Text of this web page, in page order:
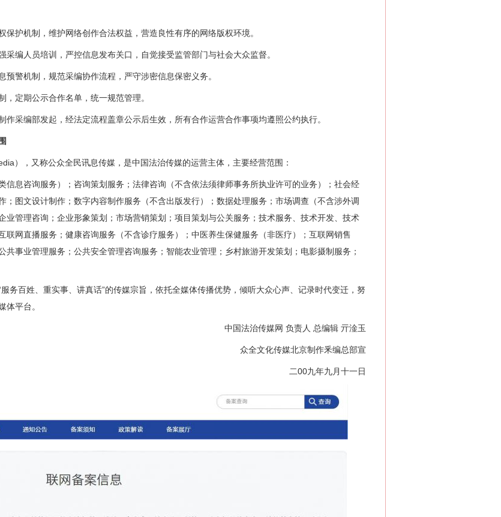
护机制，维护网络创作合法权益，营造良性有序的网络版权环境。
编人员培训，严控信息发布关口，自觉接受监管部门与社会大众监督。
警机制，规范采编协作流程，严守涉密信息保密义务。
定期公示合作名单，统一规范管理。
采编部发起，经法定流程盖章公示后生效，所有合作运营合作事项均遵照公约执行。
，又称公众全民讯息传媒，是中国法治传媒的运营主体，主要经营范围：
息咨询服务）；咨询策划服务；法律咨询（不含依法须律师事务所执业许可的业务）；社会经
；图文设计制作；数字内容制作服务（不含出版发行）；数据处理服务；市场调查（不含涉外调
业管理咨询；企业形象策划；市场营销策划；项目策划与公关服务；技术服务、技术开发、技术
联网直播服务；健康咨询服务（不含诊疗服务）；中医养生保健服务（非医疗）；互联网销售
共事业管理服务；公共安全管理咨询服务；智能农业管理；乡村旅游开发策划；电影摄制服务；
百姓、重实事、讲真话”的传媒宗旨，依托全媒体传播优势，倾听大众心声、记录时代变迁，努
体平台。
中国法治传媒网 负责人 总编辑 亓淦玉
众全文化传媒北京制作釆编总部宣
二00九年九月十一日